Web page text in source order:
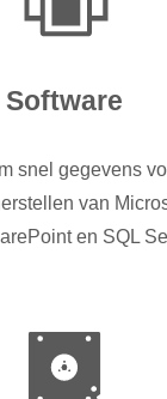
Software
snel gegevens
van
en SQL